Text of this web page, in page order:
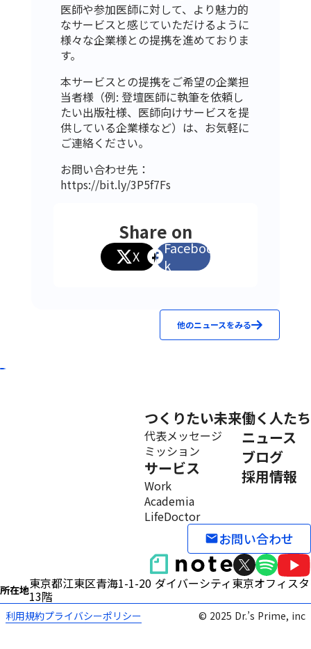
医師や参加医師に対して、より魅力的
なサービスと感じていただけるように
様々な企業様との提携を進めておりま
す。
本サービスとの提携をご希望の企業担
当者様（例: 登壇医師に執筆を依頼し
たい出版社様、医師向けサービスを提
供している企業様など）は、お気軽に
ご連絡ください。
お問い合わせ先：
https://bit.ly/3P5f7Fs
Share on
X
Faceboo
k
他のニュースをみる
つくりたい未来
代表メッセージ
ミッション
サービス
Work
Academia
LifeDoctor
働く人たち
ニュース
ブログ
採用情報
emailお問い合わせ
所在地東京都江東区青海1-1-20 ダイバーシティ東京オフィス
13階
利用規約プライバシーポリシー © 2025 Dr.’s Prime, inc